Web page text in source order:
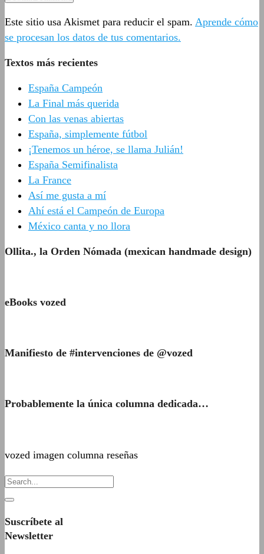
Este sitio usa Akismet para reducir el spam. Aprende cómo
se procesan los datos de tus comentarios.
Textos más recientes
España Campeón
La Final más querida
Con las venas abiertas
España, simplemente fútbol
¡Tenemos un héroe, se llama Julián!
España Semifinalista
La France
Así me gusta a mí
Ahí está el Campeón de Europa
México canta y no llora
Ollita., la Orden Nómada (mexican handmade design)
eBooks vozed
Manifiesto de #intervenciones de @vozed
Probablemente la única columna dedicada…
vozed imagen columna reseñas
Suscríbete al
Newsletter